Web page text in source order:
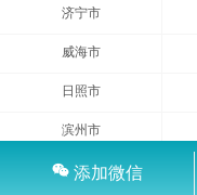
济宁市
威海市
日照市
滨州市
添加微信